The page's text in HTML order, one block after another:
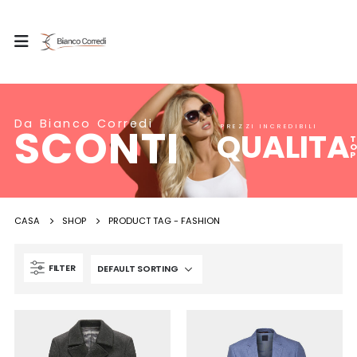
Da Bianco Corredi
SCONTI PREZZI INCREDIBILI
QUALITAT
O
P
CASA SHOP PRODUCT TAG - FASHION
FILTER